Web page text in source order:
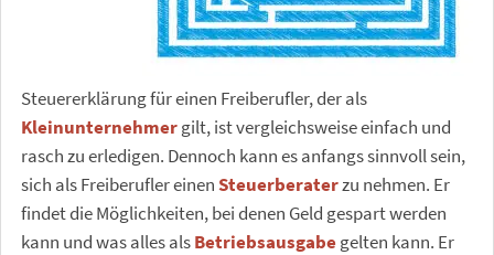
Steuererklärung für einen Freiberufler, der als
Kleinunternehmergilt, ist vergleichsweise einfach und
rasch zu erledigen. Dennoch kann es anfangs sinnvoll sein,
sich als Freiberufler einenSteuerberaterzu nehmen. Er
findet die Möglichkeiten, bei denen Geld gespart werden
kann und was alles alsBetriebsausgabegelten kann. Er